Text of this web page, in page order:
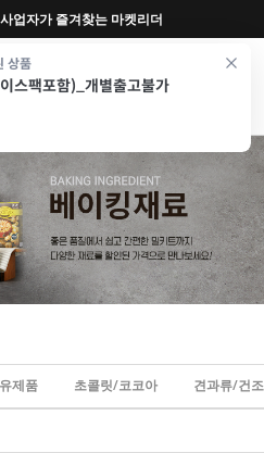
상품
스팩포함)_개별출고불가
십 매장, 7천 가지 상품 보유
0
유제품 초콜릿/코코아 견과류/건